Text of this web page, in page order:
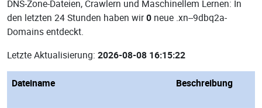
DNS-Zone-Dateien, Crawlern und Maschinellem Lernen: In
den letzten 24 Stunden haben wir0 neue .xn--9dbq2a-
Domains entdeckt.
Letzte Aktualisierung: 2026-08-08 16:15:22
Dateiname Beschreibung